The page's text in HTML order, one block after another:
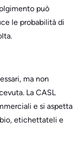
può
le probabilità di
ma non
La CASL
e si aspetta
etichettateli e